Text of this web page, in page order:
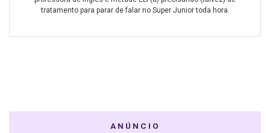
tratamento para parar de falar no Super Junior toda hora.
ANÚNCIO